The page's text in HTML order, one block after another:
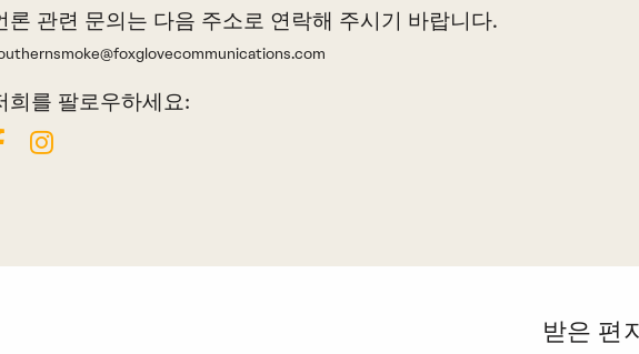
론 관련 문의는 다음 주소로 연락해 주시기 바랍니다.
희를 팔로우하세요:
받은 편